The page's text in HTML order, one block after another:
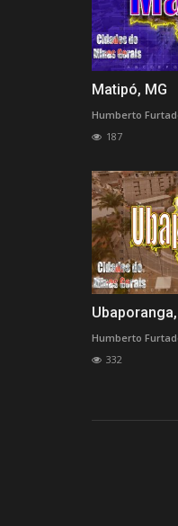
Matipó, MG
Humberto
187
Humberto
332